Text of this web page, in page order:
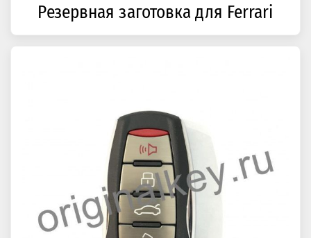
Резервная заготовка для Ferrari